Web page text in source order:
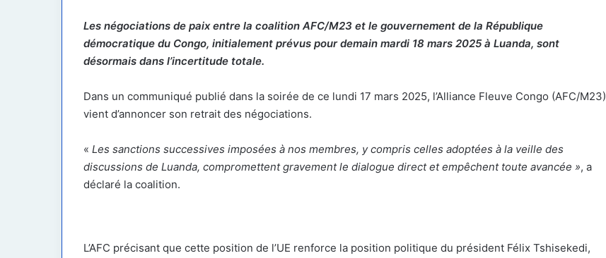
Les négociations de paix entre la coalition AFC/M23 et le gouvernement de la République
démocratique du Congo, initialement prévus pour demain mardi 18 mars 2025 à Luanda, sont
désormais dans l’incertitude totale.
Dans un communiqué publié dans la soirée de ce lundi 17 mars 2025, l’Alliance Fleuve Congo (AFC/M23)
vient d’annoncer son retrait des négociations.
« Les sanctions successives imposées à nos membres, y compris celles adoptées à la veille des
discussions de Luanda, compromettent gravement le dialogue direct et empêchent toute avancée », a
déclaré la coalition.
L’AFC précisant que cette position de l’UE renforce la position politique du président Félix Tshisekedi,